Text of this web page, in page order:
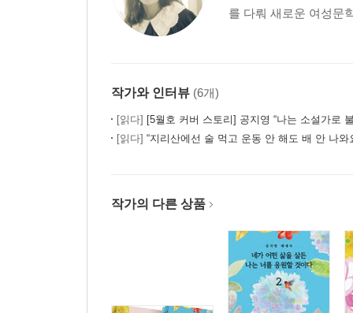
를 다뤄 새로운 여성문
작가와 인터뷰 (6개)
[읽다] [5월호 커버 스토리] 공지영 “나는 소설가로 불리
[읽다] “지리산에선 술 먹고 운동 안 해도 배 안 나와요” - 『공지영
작가의 다른 상품